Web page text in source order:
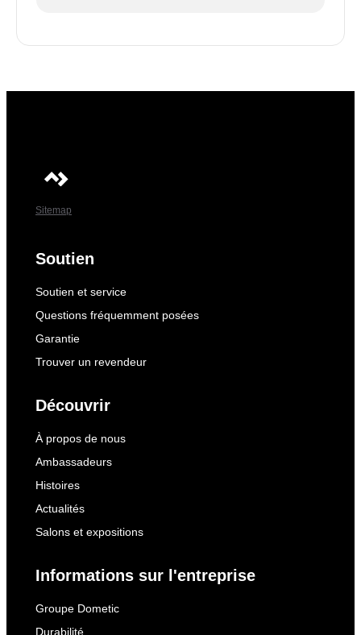
Sitemap
Soutien
Soutien et service
Questions fréquemment posées
Garantie
Trouver un revendeur
Découvrir
À propos de nous
Ambassadeurs
Histoires
Actualités
Salons et expositions
Informations sur l'entreprise
Groupe Dometic
Durabilité